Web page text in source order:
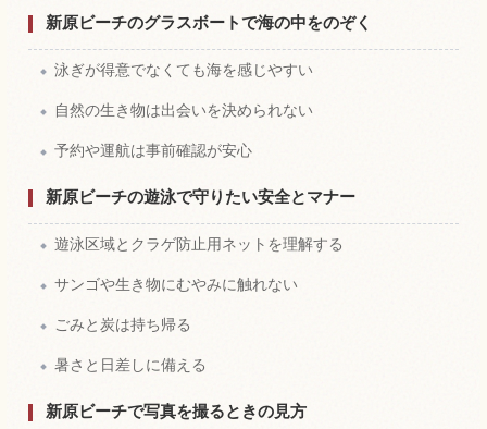
新原ビーチのグラスボートで海の中をのぞく
泳ぎが得意でなくても海を感じやすい
自然の生き物は出会いを決められない
予約や運航は事前確認が安心
新原ビーチの遊泳で守りたい安全とマナー
遊泳区域とクラゲ防止用ネットを理解する
サンゴや生き物にむやみに触れない
ごみと炭は持ち帰る
暑さと日差しに備える
新原ビーチで写真を撮るときの見方